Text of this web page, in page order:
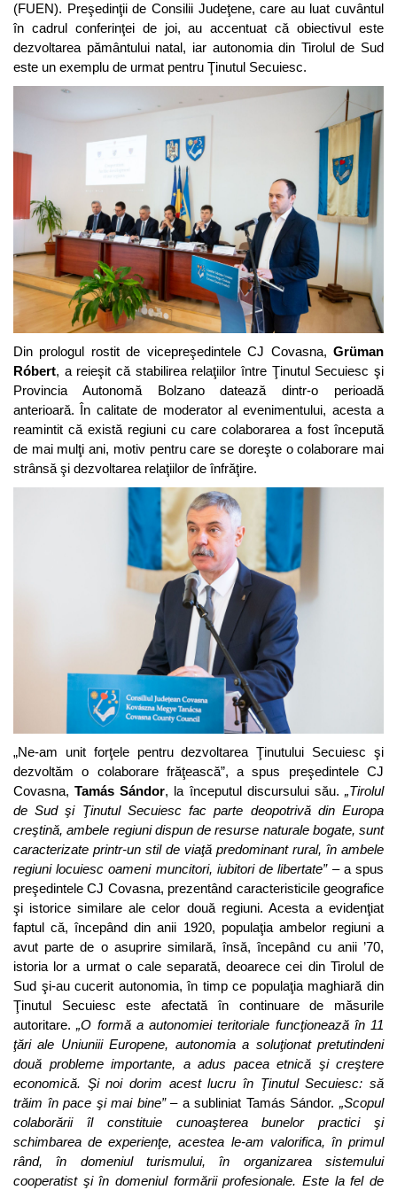
(FUEN). Preşedinţii de Consilii Judeţene, care au luat cuvântul
în cadrul conferinţei de joi, au accentuat că obiectivul este
dezvoltarea pământului natal, iar autonomia din Tirolul de Sud
este un exemplu de urmat pentru Ţinutul Secuiesc.
Din prologul rostit de vicepreşedintele CJ Covasna, Grüman
Róbert, a reieşit că stabilirea relaţiilor între Ţinutul Secuiesc şi
Provincia Autonomă Bolzano datează dintr-o perioadă
anterioară. În calitate de moderator al evenimentului, acesta a
reamintit că există regiuni cu care colaborarea a fost începută
de mai mulţi ani, motiv pentru care se doreşte o colaborare mai
strânsă şi dezvoltarea relaţiilor de înfrăţire.
„Ne-am unit forţele pentru dezvoltarea Ţinutului Secuiesc şi
dezvoltăm o colaborare frăţească”, a spus preşedintele CJ
Covasna, Tamás Sándor, la începutul discursului său.„Tirolul
de Sud şi Ţinutul Secuiesc fac parte deopotrivă din Europa
creştină, ambele regiuni dispun de resurse naturale bogate, sunt
caracterizate printr-un stil de viaţă predominant rural, în ambele
regiuni locuiesc oameni muncitori, iubitori de libertate”– a spus
preşedintele CJ Covasna, prezentând caracteristicile geografice
şi istorice similare ale celor două regiuni. Acesta a evidenţiat
faptul că, începând din anii 1920, populaţia ambelor regiuni a
avut parte de o asuprire similară, însă, începând cu anii ’70,
istoria lor a urmat o cale separată, deoarece cei din Tirolul de
Sud şi-au cucerit autonomia, în timp ce populaţia maghiară din
Ţinutul Secuiesc este afectată în continuare de măsurile
autoritare.„O formă a autonomiei teritoriale funcţionează în 11
ţări ale Uniuniii Europene, autonomia a soluţionat pretutindeni
două probleme importante, a adus pacea etnică şi creştere
economică. Şi noi dorim acest lucru în Ţinutul Secuiesc: să
trăim în pace şi mai bine”– a subliniat Tamás Sándor.„Scopul
colaborării îl constituie cunoaşterea bunelor practici şi
schimbarea de experienţe, acestea le-am valorifica, în primul
rând, în domeniul turismului, în organizarea sistemului
cooperatist şi în domeniul formării profesionale. Este la fel de